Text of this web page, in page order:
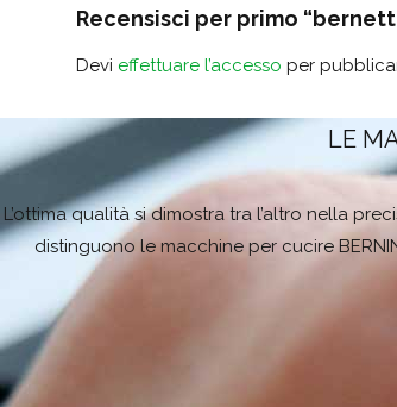
Recensisci per primo
Devi effettuare l’accesso per
LE
L’ottima qualità si dimostra tra l’altro nella
distinguono le macchine per cucire